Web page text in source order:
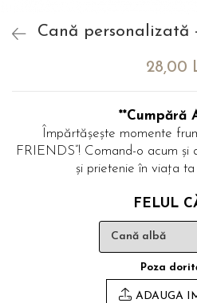
Puzzle personalizat
Sort personalizat
Pix personalizat
Tavita de mot
Cană personalizată
28,00
**Cumpără
Împărtășește momente
FRIENDS”! Comand-o acum
și prietenie în viața
FELUL
Poza
ADAUGA